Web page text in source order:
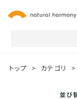
トップ > カテゴリ >
並び